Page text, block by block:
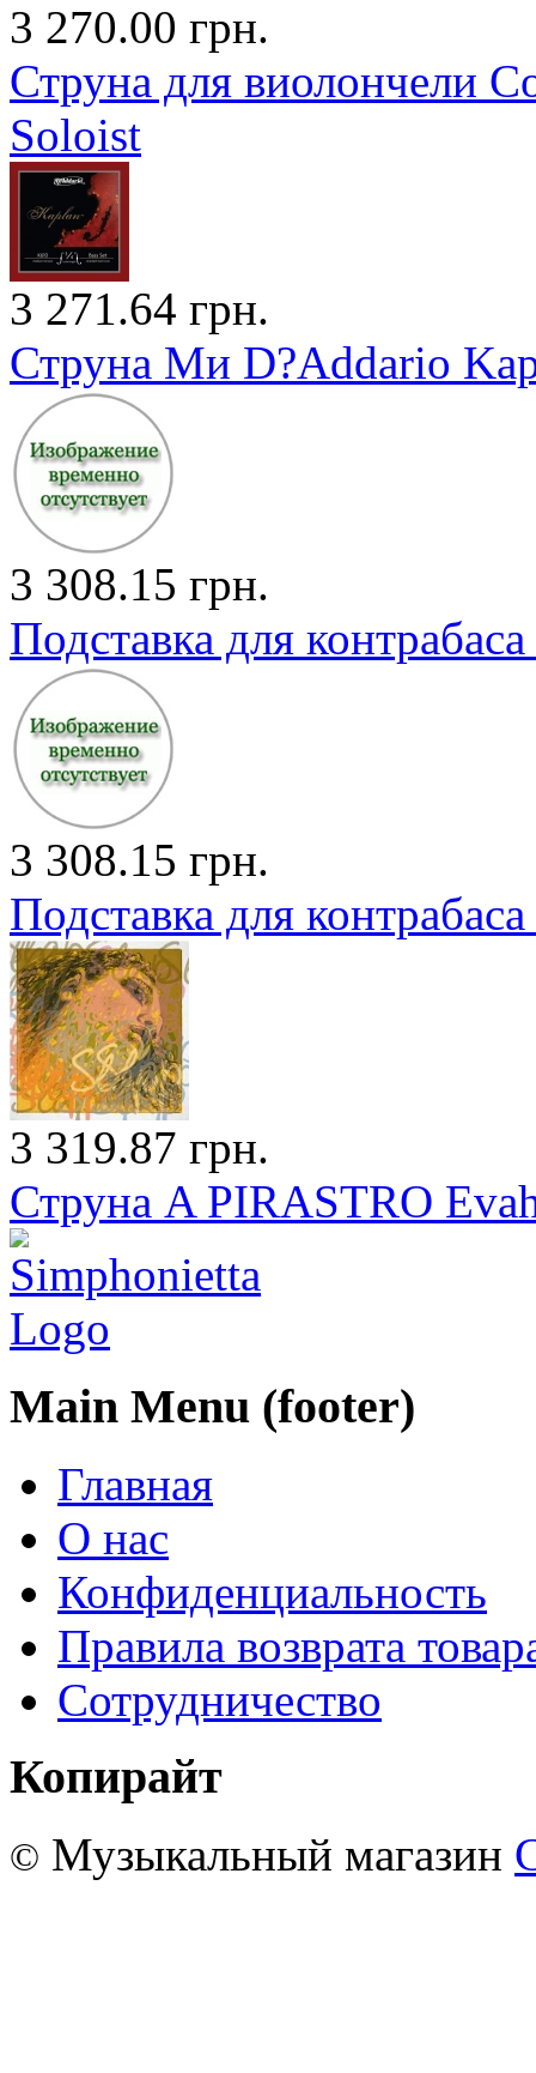
3 270.00 грн.
Струна для виолончели
Soloist
3 271.64 грн.
Струна Ми D?Addario
3 308.15 грн.
Подставка для
3 308.15 грн.
Подставка для
3 319.87 грн.
Струна A PIRASTRO
Main Menu (footer)
Главная
О нас
Конфиденциальность
Правила возврата
Сотрудничество
Копирайт
© Музыкальный магазин